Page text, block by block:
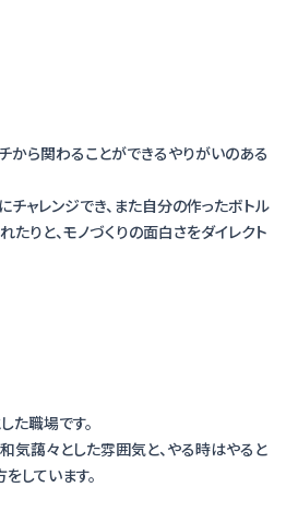
から関わることができるやりがいのある
ャレンジでき、また自分の作ったボトル
りと、モノづくりの面白さをダイレクト
た職場です。
気藹々とした雰囲気と、やる時はやると
しています。